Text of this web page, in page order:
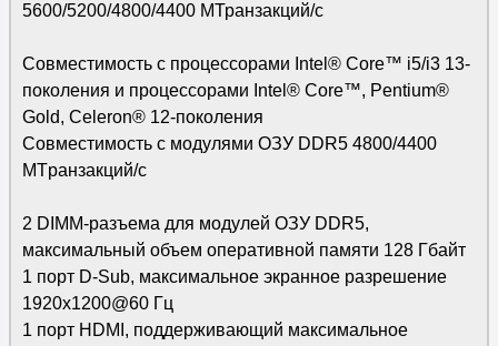
5600/5200/4800/4400 МТранзакций/с
Совместимость с процессорами Intel® Core™ i5/i3 13-
поколения и процессорами Intel® Core™, Pentium®
Gold, Celeron® 12-поколения
Совместимость с модулями ОЗУ DDR5 4800/4400
MTранзакций/с
2 DIMM-разъема для модулей ОЗУ DDR5,
максимальный объем оперативной памяти 128 Гбайт
1 порт D-Sub, максимальное экранное разрешение
1920x1200@60 Гц
1 порт HDMI, поддерживающий максимальное